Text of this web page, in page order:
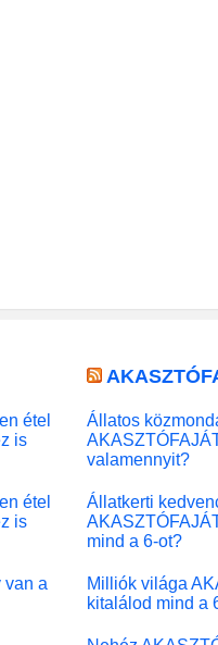
étel
is
étel
is
van a
Állatos
valamennyit?
Állatkerti
mind a 6-ot?
Milliók világa
kitalálod mind a